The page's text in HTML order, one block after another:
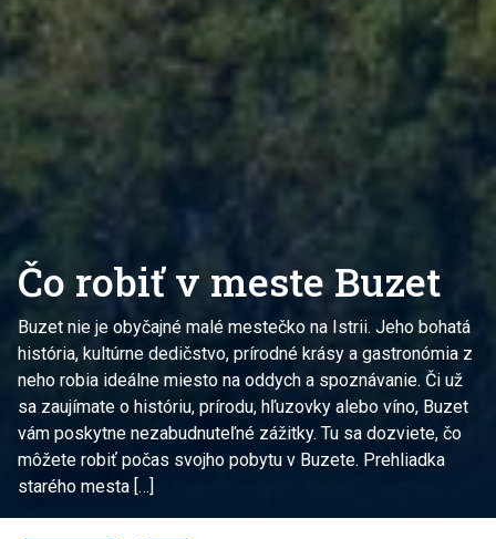
Čo robiť v meste Buzet
Buzet nie je obyčajné malé mestečko na Istrii. Jeho bohatá
história, kultúrne dedičstvo, prírodné krásy a gastronómia z
neho robia ideálne miesto na oddych a spoznávanie. Či už
sa zaujímate o históriu, prírodu, hľuzovky alebo víno, Buzet
vám poskytne nezabudnuteľné zážitky. Tu sa dozviete, čo
môžete robiť počas svojho pobytu v Buzete. Prehliadka
starého mesta […]